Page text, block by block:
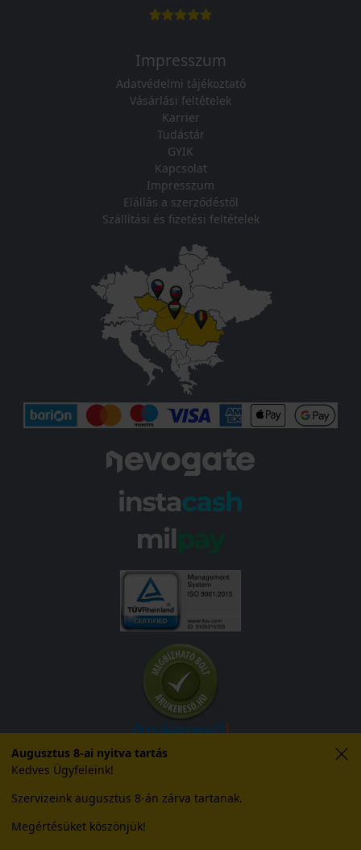
Impresszum
Adatvédelmi tájékoztató
Vásárlási feltételek
Karrier
Tudástár
GYIK
Kapcsolat
Impresszum
Elállás a szerződéstől
Szállítási és fizetési feltételek
© 2026 Abroncs Kereskedőház Kft. | gumi.hu - Rendeléstől
Augusztus 8-ai nyitva tartás
Kedves Ügyfeleink!
Szervizeink augusztus 8-án zárva tartanak.
Megértésüket köszönjük!